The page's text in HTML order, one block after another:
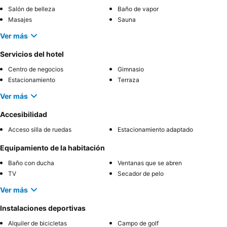
Salón de belleza
Baño de vapor
Masajes
Sauna
Ver más
Servicios del hotel
Centro de negocios
Gimnasio
Estacionamiento
Terraza
Ver más
Accesibilidad
Acceso silla de ruedas Estacionamiento adaptado
Equipamiento de la habitación
Baño con ducha
Ventanas que se abren
TV
Secador de pelo
Ver más
Instalaciones deportivas
Alquiler de bicicletas Campo de golf